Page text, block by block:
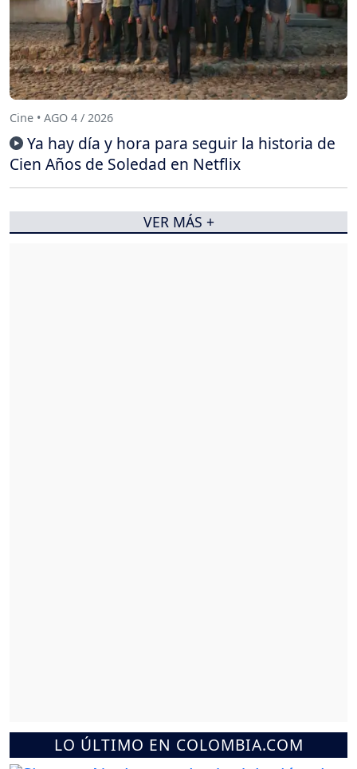
LO ÚLTIMO EN COLOMBIA.COM
Cine • AGO 4 / 2026
Ya hay día y hora para seguir la historia de
Cien Años de Soledad en Netflix
VER MÁS +